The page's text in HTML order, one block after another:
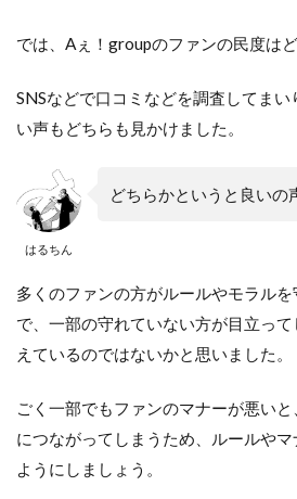
では、Aぇ！groupのファンの民度は
SNSなどで口コミなどを調査してま
い声もどちらも見かけました。
はるちん
どちらかというと良いの
多くのファンの方がルールやモラル
で、一部の守れていない方が目立っ
えているのではないかと思いました。
ごく一部でもファンのマナーが悪い
につながってしまうため、ルールや
ようにしましょう。